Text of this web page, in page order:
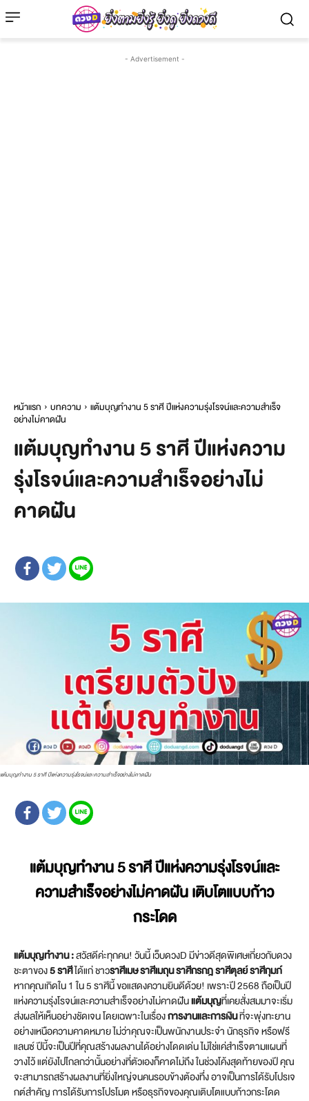
- Advertisement -
หน้าแรก บทความ
แต้มบุญทำงาน 5 ราศี ปีแห่งความรุ่งโรจน์และความสำเร็จ
อย่างไม่คาดฝัน
แต้มบุญทำงาน 5 ราศี ปีแห่งความ
รุ่งโรจน์และความสำเร็จอย่างไม่
คาดฝัน
แต้มบุญทำงาน 5 ราศี ปีแห่งความรุ่งโรจน์และความสำเร็จอย่างไม่คาดฝัน
แต้มบุญทำงาน 5 ราศีปีแห่งความรุ่งโรจน์และ
ความสำเร็จอย่างไม่คาดฝัน เติบโตแบบก้าว
กระโดด
แต้มบุญทำงาน :สวัสดีค่ะทุกคน! วันนี้ เว็บดวงD มีข่าวดีสุดพิเศษเกี่ยวกับดวง
ชะตาของ5 ราศีได้แก่ ชาวราศีเมษ ราศีเมถุน ราศีกรกฎ ราศีตุลย์ ราศีกุมภ์
หากคุณเกิดใน 1 ใน 5 ราศีนี้ ขอแสดงความยินดีด้วย! เพราะปี 2568 ถือเป็นปี
แห่งความรุ่งโรจน์และความสำเร็จอย่างไม่คาดฝันแต้มบุญที่เคยสั่งสมมาจะเริ่ม
ส่งผลให้เห็นอย่างชัดเจน โดยเฉพาะในเรื่องการงานและการเงินที่จะพุ่งทะยาน
อย่างเหนือความคาดหมาย ไม่ว่าคุณจะเป็นพนักงานประจำ นักธุรกิจ หรือฟรี
แลนซ์ ปีนี้จะเป็นปีที่คุณสร้างผลงานได้อย่างโดดเด่น ไม่ใช่แค่สำเร็จตามแผนที่
วางไว้ แต่ยังไปไกลกว่านั้นอย่างที่ตัวเองก็คาดไม่ถึง ในช่วงโค้งสุดท้ายของปี คุณ
จะสามารถสร้างผลงานที่ยิ่งใหญ่จนคนรอบข้างต้องทึ่ง อาจเป็นการได้รับโปรเจ
กต์สำคัญ การได้รับการโปรโมต หรือธุรกิจของคุณเติบโตแบบก้าวกระโดด